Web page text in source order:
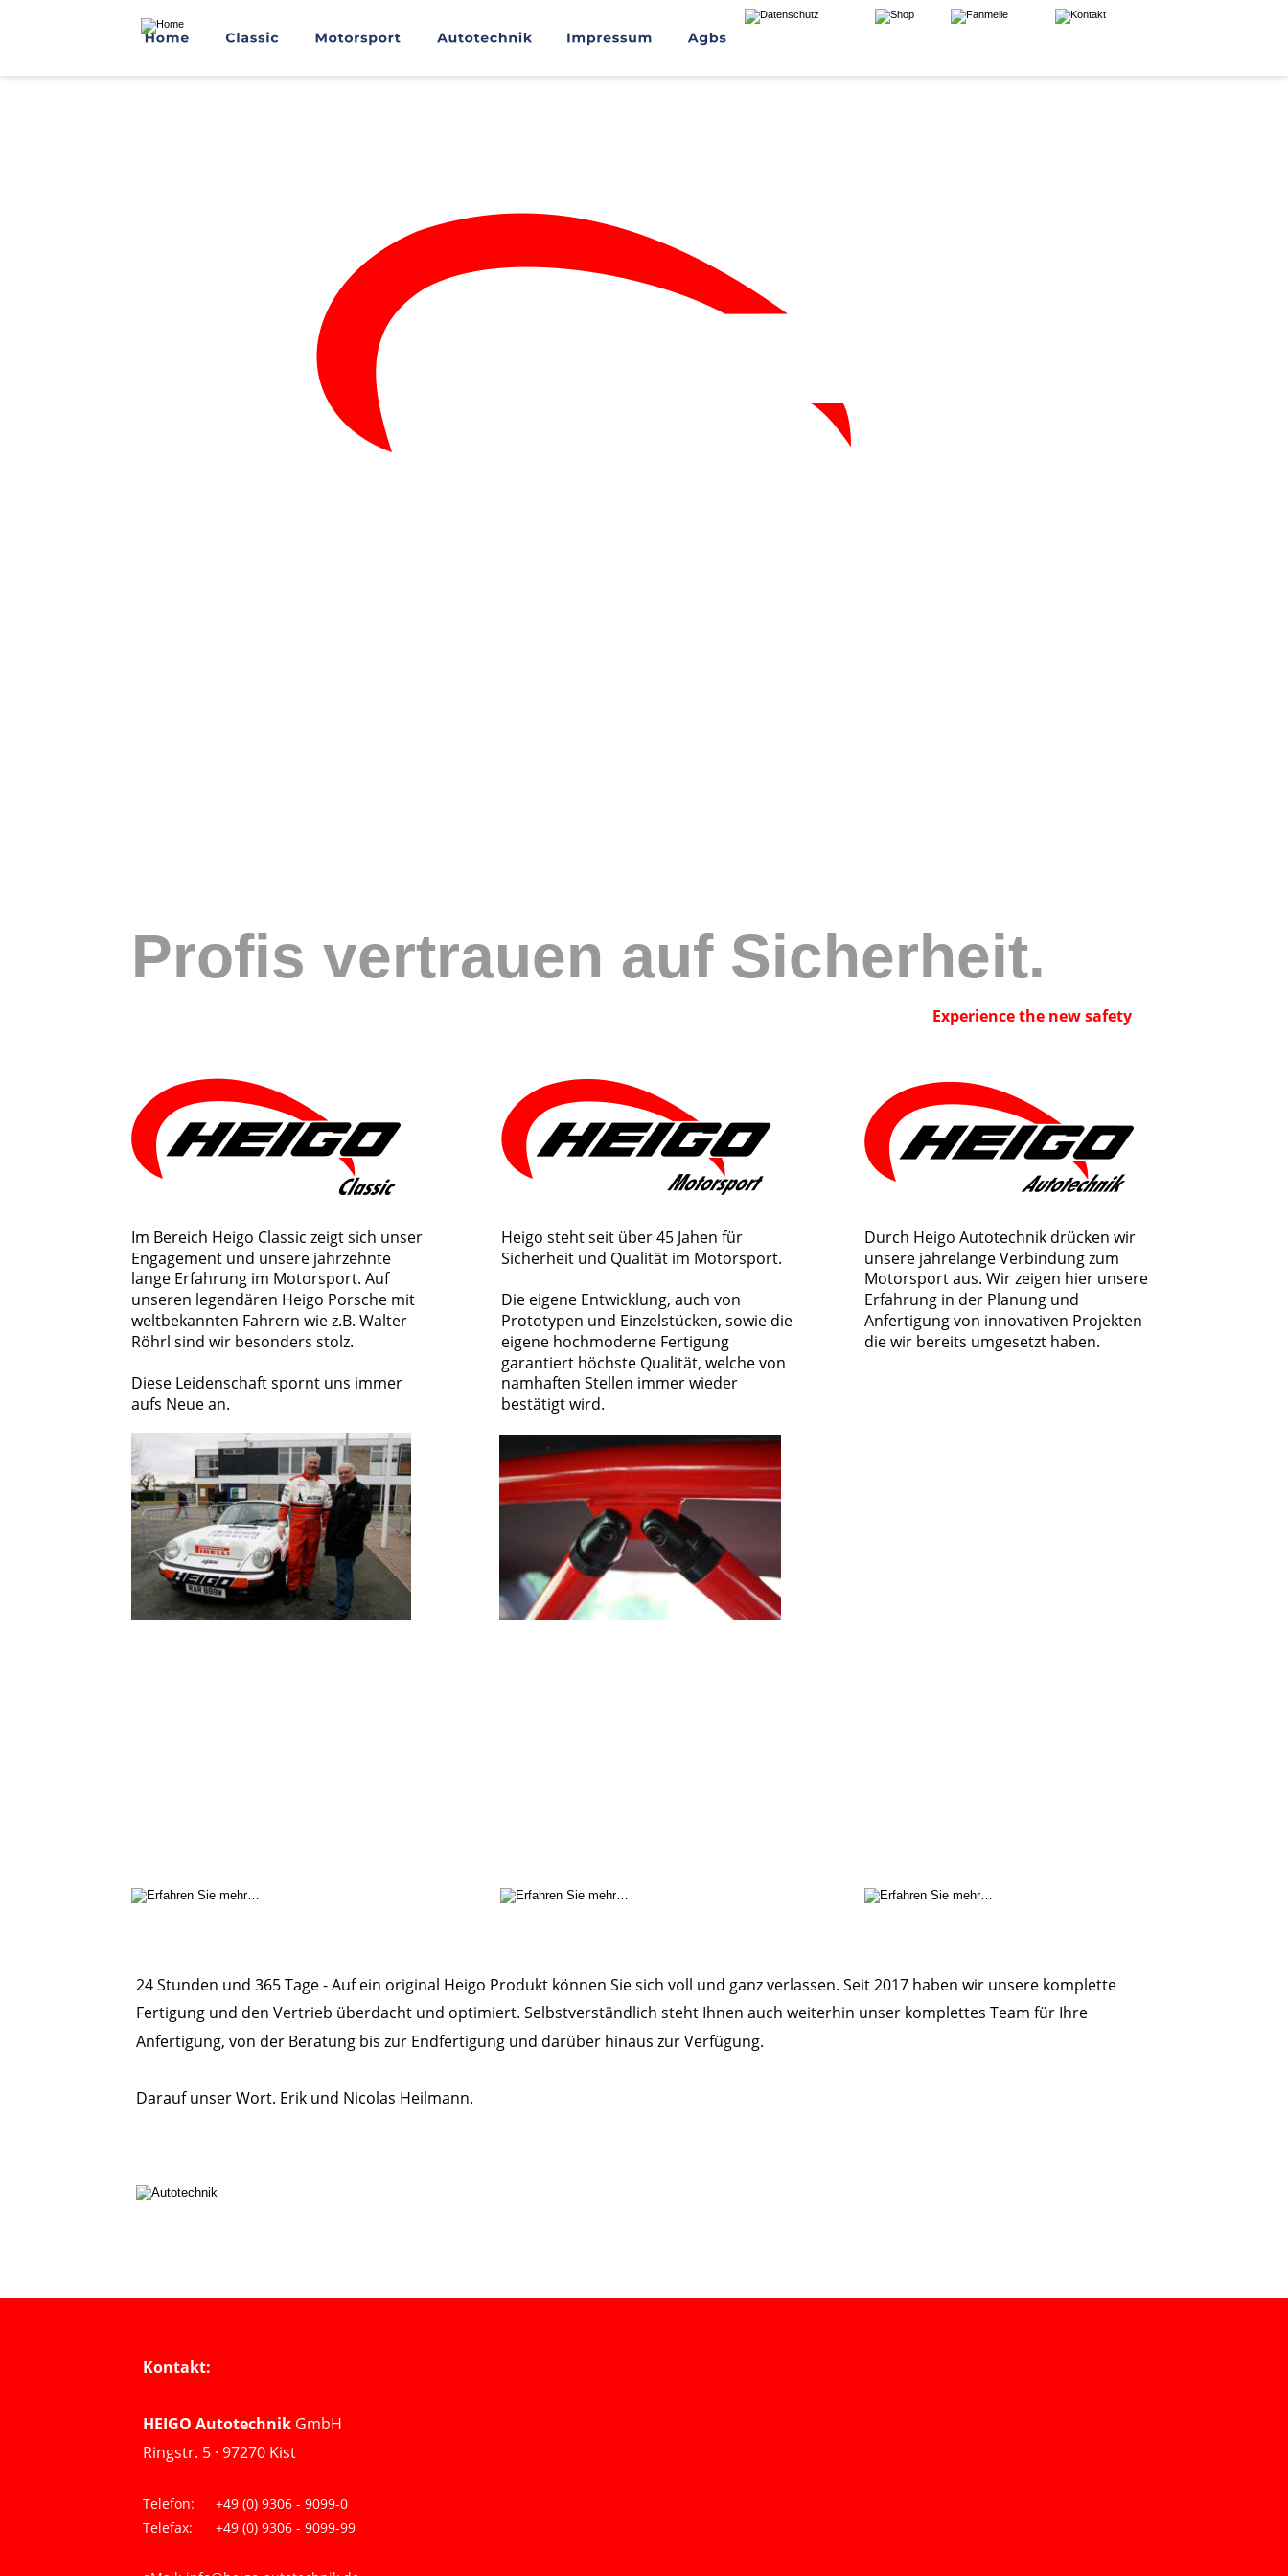
Kontakt:
HEIGO Autotechnik GmbH
Ringstr. 5 · 97270 Kist
Telefon:
+49 (0) 9306 - 9099-0
Telefax:
+49 (0) 9306 - 9099-99
Im Bereich Heigo Classic zeigt sich unser
Engagement und unsere jahrzehnte
lange Erfahrung im Motorsport. Auf
unseren legendären Heigo Porsche mit
weltbekannten Fahrern wie z.B. Walter
Röhrl sind wir besonders stolz.
Diese Leidenschaft spornt uns immer
aufs Neue an.
Heigo steht seit über 45 Jahen für
Sicherheit und Qualität im Motorsport.
Die eigene Entwicklung, auch von
Prototypen und Einzelstücken, sowie die
eigene hochmoderne Fertigung
garantiert höchste Qualität, welche von
namhaften Stellen immer wieder
bestätigt wird.
Durch Heigo Autotechnik drücken wir
unsere jahrelange Verbindung zum
Motorsport aus. Wir zeigen hier unsere
Erfahrung in der Planung und
Anfertigung von innovativen Projekten
die wir bereits umgesetzt haben.
24 Stunden und 365 Tage - Auf ein original Heigo Produkt können Sie sich voll und ganz verlassen. Seit 2017 haben wir unsere komplette
Fertigung und den Vertrieb überdacht und optimiert. Selbstverständlich steht Ihnen auch weiterhin unser komplettes Team für Ihre
Anfertigung, von der Beratung bis zur Endfertigung und darüber hinaus zur Verfügung.
Darauf unser Wort. Erik und Nicolas Heilmann.
Experience the new safety
Profis vertrauen auf Sicherheit.